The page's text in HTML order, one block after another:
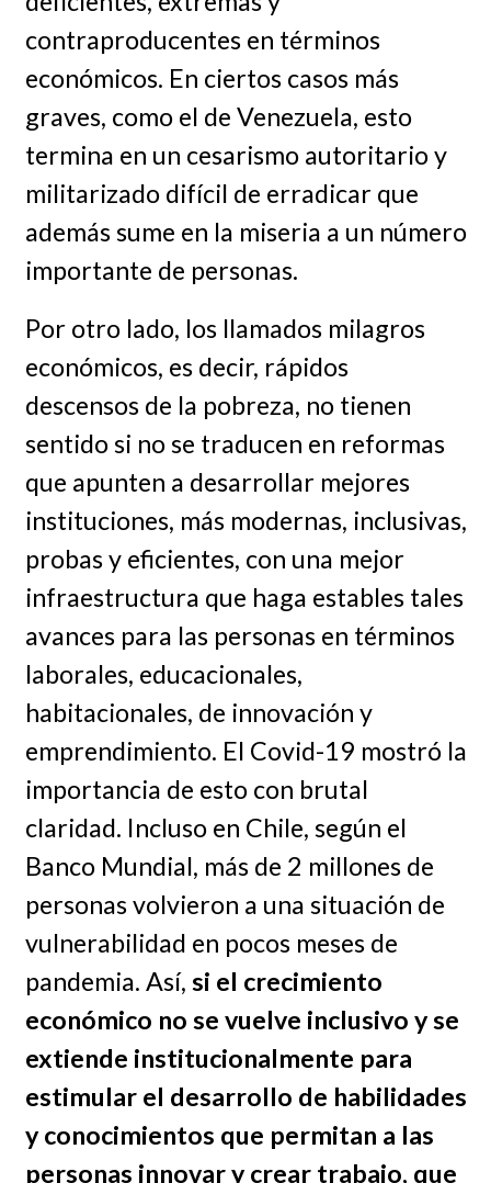
contraproducentes en términos
económicos. En ciertos casos más
graves, como el de Venezuela, esto
termina en un cesarismo autoritario y
militarizado difícil de erradicar que
además sume en la miseria a un número
importante de personas.
Por otro lado, los llamados milagros
económicos, es decir, rápidos
descensos de la pobreza, no tienen
sentido si no se traducen en reformas
que apunten a desarrollar mejores
instituciones, más modernas, inclusivas,
probas y eficientes, con una mejor
infraestructura que haga estables tales
avances para las personas en términos
laborales, educacionales,
habitacionales, de innovación y
emprendimiento. El Covid-19 mostró la
importancia de esto con brutal
claridad. Incluso en Chile, según el
Banco Mundial, más de 2 millones de
personas volvieron a una situación de
vulnerabilidad en pocos meses de
pandemia. Así, si el crecimiento
económico no se vuelve inclusivo y se
extiende institucionalmente para
estimular el desarrollo de habilidades
y conocimientos que permitan a las
personas innovar y crear trabajo, que